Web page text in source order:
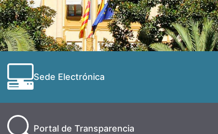
Sede Electrónica
Portal de Transparencia